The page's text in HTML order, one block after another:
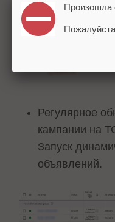
Регулярное
кампании на
Запуск
объявлений.
Произошла